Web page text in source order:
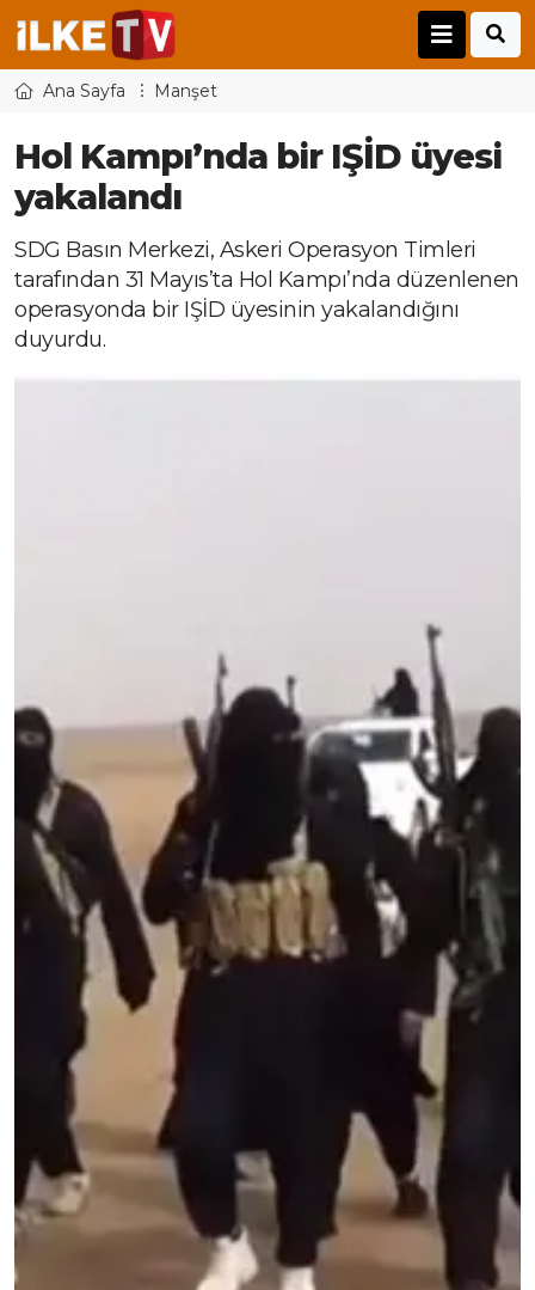
Ana Sayfa Manşet
Hol Kampı’nda bir IŞİD üyesi
yakalandı
SDG Basın Merkezi, Askeri Operasyon Timleri
tarafından 31 Mayıs’ta Hol Kampı’nda düzenlenen
operasyonda bir IŞİD üyesinin yakalandığını
duyurdu.